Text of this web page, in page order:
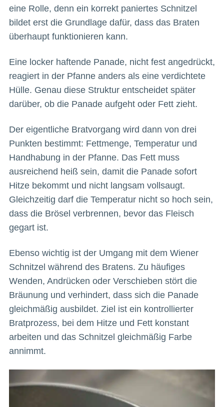
eine Rolle, denn ein korrekt paniertes Schnitzel
bildet erst die Grundlage dafür, dass das Braten
überhaupt funktionieren kann.
Eine locker haftende Panade, nicht fest angedrückt,
reagiert in der Pfanne anders als eine verdichtete
Hülle. Genau diese Struktur entscheidet später
darüber, ob die Panade aufgeht oder Fett zieht.
Der eigentliche Bratvorgang wird dann von drei
Punkten bestimmt: Fettmenge, Temperatur und
Handhabung in der Pfanne. Das Fett muss
ausreichend heiß sein, damit die Panade sofort
Hitze bekommt und nicht langsam vollsaugt.
Gleichzeitig darf die Temperatur nicht so hoch sein,
dass die Brösel verbrennen, bevor das Fleisch
gegart ist.
Ebenso wichtig ist der Umgang mit dem Wiener
Schnitzel während des Bratens. Zu häufiges
Wenden, Andrücken oder Verschieben stört die
Bräunung und verhindert, dass sich die Panade
gleichmäßig ausbildet. Ziel ist ein kontrollierter
Bratprozess, bei dem Hitze und Fett konstant
arbeiten und das Schnitzel gleichmäßig Farbe
annimmt.